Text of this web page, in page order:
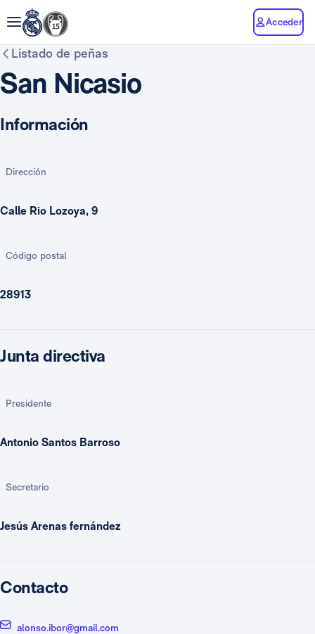
Acceder
Listado de peñas
San Nicasio
Información
Dirección
Calle Rio Lozoya, 9
Código postal
28913
Junta directiva
Presidente
Antonio Santos Barroso
Secretario
Jesús Arenas fernández
Contacto
alonso.ibor@gmail.com